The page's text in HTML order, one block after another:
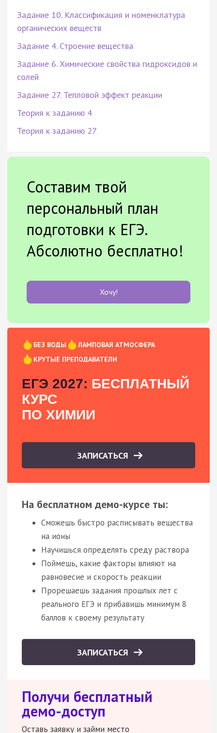
Задание 10. Классификация и номенклатура
органических веществ
Задание 4. Строение вещества
Задание 6. Химические свойства гидроксидов и
солей
Задание 27. Тепловой эффект реакции
Теория к заданию 4
Теория к заданию 27
Составим твой
персональный план
подготовки к ЕГЭ.
Абсолютно бесплатно!
Хочу!
БЕЗ ВОДЫ
ЛАМПОВАЯ АТМОСФЕРА
КРУТЫЕ ПРЕПОДАВАТЕЛИ
ЕГЭ 2027: БЕСПЛАТНЫЙ
КУРС
ПО ХИМИИ
ЗАПИСАТЬСЯ
На бесплатном демо-курсе ты:
Сможешь быстро расписывать вещества
на ионы
Научишься определять среду раствора
Поймешь, какие факторы влияют на
равновесие и скорость реакции
Прорешаешь задания прошлых лет с
реального ЕГЭ и прибавишь минимум 8
баллов к своему результату
ЗАПИСАТЬСЯ
Получи бесплатный
демо-доступ
Оставь заявку и займи место